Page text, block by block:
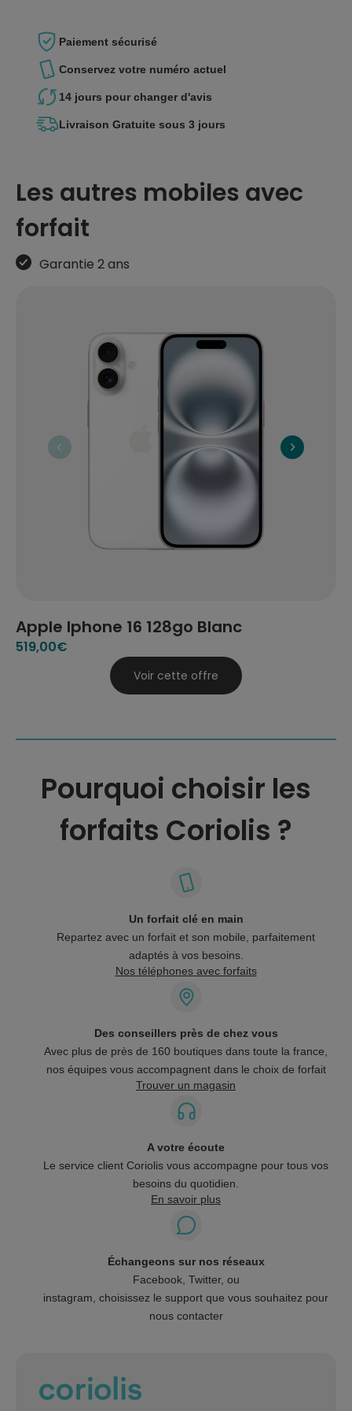
Paiement sécurisé
Conservez votre numéro actuel
14 jours pour changer d'avis
Livraison Gratuite sous 3 jours
Les autres mobiles avec
forfait
Garantie 2 ans
Apple Iphone 16 128go Blanc
519,00€
Voir cette offre
Pourquoi choisir les
forfaits Coriolis ?
Un forfait clé en main
Repartez avec un forfait et son mobile, parfaitement
adaptés à vos besoins.
Nos téléphones avec forfaits
Des conseillers près de chez vous
Avec plus de près de 160 boutiques dans toute la france,
nos équipes vous accompagnent dans le choix de forfait
Trouver un magasin
A votre écoute
Le service client Coriolis vous accompagne pour tous vos
besoins du quotidien.
En savoir plus
Échangeons sur nos réseaux
Facebook, Twitter, ou
instagram, choisissez le support que vous souhaitez pour
nous contacter